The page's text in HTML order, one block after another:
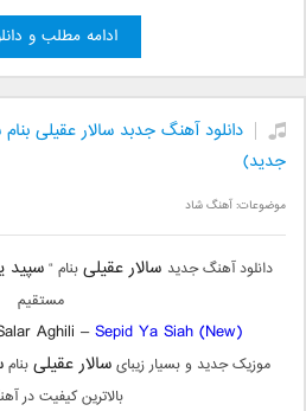
ادامه مطلب و
دانلود آهنگ جدبد سالار عقیلی
جدید)
موضوعات:آهنگ شاد
دانلود آهنگ جدید سالار عقیلیبنام “سپید
مستقیم
Aghili –Sepid Ya Siah (New)
موزیک جدید و بسیار زیبایسالار عقیلیبنام
بالاترین کیفیت در